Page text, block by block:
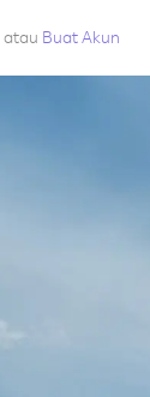
atau Buat Akun